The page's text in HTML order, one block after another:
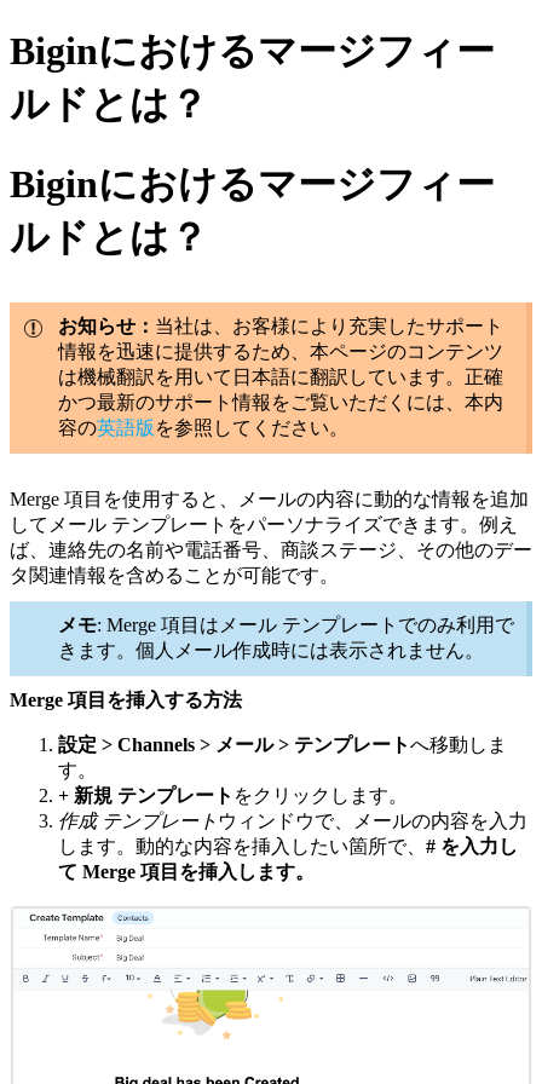
Biginにおけるマージフィー
ルドとは？
Biginにおけるマージフィー
ルドとは？
お知らせ： 当社は、お客様により充実したサポート
情報を迅速に提供するため、本ページのコンテンツ
は機械翻訳を用いて日本語に翻訳しています。正確
かつ最新のサポート情報をご覧いただくには、本内
容の英語版 を参照してください。
Merge 項目を使用すると、メールの内容に動的な情報を追加
してメール テンプレートをパーソナライズできます。例え
ば、連絡先の名前や電話番号、商談ステージ、その他のデー
タ関連情報を含めることが可能です。
メモ: Merge 項目はメール テンプレートでのみ利用で
きます。個人メール作成時には表示されません。
Merge 項目を挿入する方法
設定 > Channels > メール > テンプレートへ移動しま
す。
+ 新規 テンプレート をクリックします。
作成 テンプレート ウィンドウで、メールの内容を入力
します。動的な内容を挿入したい箇所で、 # を入力し
て Merge 項目を挿入します。